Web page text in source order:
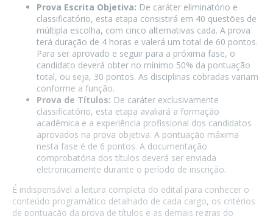
Prova Escrita Objetiva: De caráter eliminatório e
classificatório, esta etapa consistirá em 40 questões de
múltipla escolha, com cinco alternativas cada. A prova
terá duração de 4 horas e valerá um total de 60 pontos.
Para ser aprovado e seguir para a próxima fase, o
candidato deverá obter no mínimo 50% da pontuação
total, ou seja, 30 pontos. As disciplinas cobradas variam
conforme a função.
Prova de Títulos: De caráter exclusivamente
classificatório, esta etapa avaliará a formação
acadêmica e a experiência profissional dos candidatos
aprovados na prova objetiva. A pontuação máxima
nesta fase é de 6 pontos. A documentação
comprobatória dos títulos deverá ser enviada
eletronicamente durante o período de inscrição.
É indispensável a leitura completa do edital para conhecer o
conteúdo programático detalhado de cada cargo, os critérios
de pontuação da prova de títulos e as demais regras do